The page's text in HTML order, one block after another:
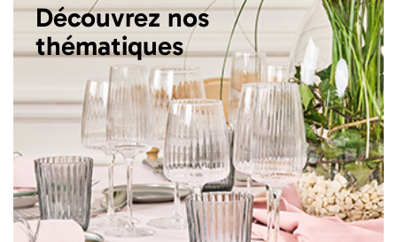
Découvrez nos
thématiques